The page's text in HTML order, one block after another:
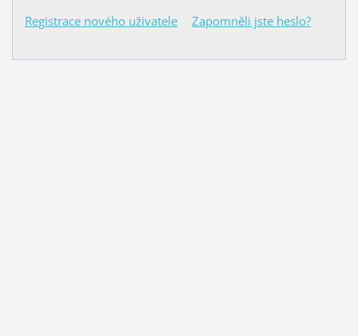
Registrace nového uživatele Zapomněli jste heslo?